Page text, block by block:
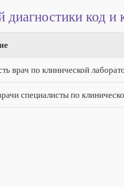
диагностики
врач по клинической
специалисты по